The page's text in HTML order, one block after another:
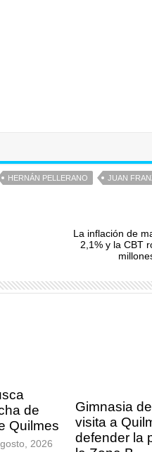
HERNÁN PELLERANO
JUAN
La inflación de
2,1% y la CBT
de
Quilmes
2026
Gimnasia
visita a
defender la